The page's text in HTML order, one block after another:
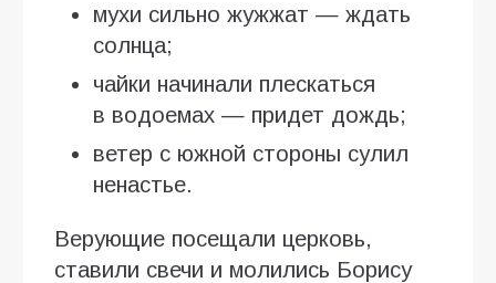
мухи сильно жужжат — ждать
солнца;
чайки начинали плескаться
в водоемах — придет дождь;
ветер с южной стороны сулил
ненастье.
Верующие посещали церковь,
ставили свечи и молились Борису